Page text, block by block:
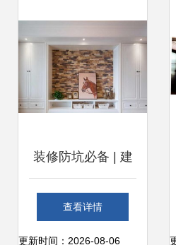
装修防坑必备 | 建
材选择心得全在这
了
查看详情
更新时间：2026-08-06